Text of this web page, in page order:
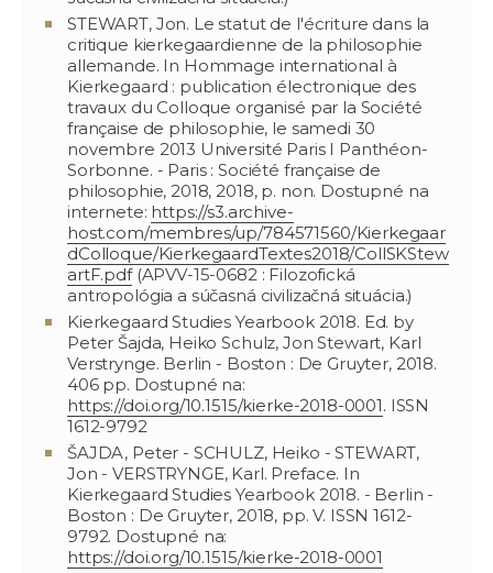
STEWART, Jon. Le statut de l'écriture dans la
critique kierkegaardienne de la philosophie
allemande. In Hommage international à
Kierkegaard : publication électronique des
travaux du Colloque organisé par la Société
française de philosophie, le samedi 30
novembre 2013 Université Paris I Panthéon-
Sorbonne. - Paris : Société française de
philosophie, 2018, 2018, p. non. Dostupné na
internete: https://s3.archive-
host.com/membres/up/784571560/Kierkegaar
dColloque/KierkegaardTextes2018/CollSKStew
artF.pdf(APVV-15-0682 : Filozofická
antropológia a súčasná civilizačná situácia.)
Kierkegaard Studies Yearbook 2018. Ed. by
Peter Šajda, Heiko Schulz, Jon Stewart, Karl
Verstrynge. Berlin - Boston : De Gruyter, 2018.
406 pp. Dostupné na:
https://doi.org/10.1515/kierke-2018-0001. ISSN
1612-9792
ŠAJDA, Peter - SCHULZ, Heiko - STEWART,
Jon - VERSTRYNGE, Karl. Preface. In
Kierkegaard Studies Yearbook 2018. - Berlin -
Boston : De Gruyter, 2018, pp. V. ISSN 1612-
9792. Dostupné na:
https://doi.org/10.1515/kierke-2018-0001